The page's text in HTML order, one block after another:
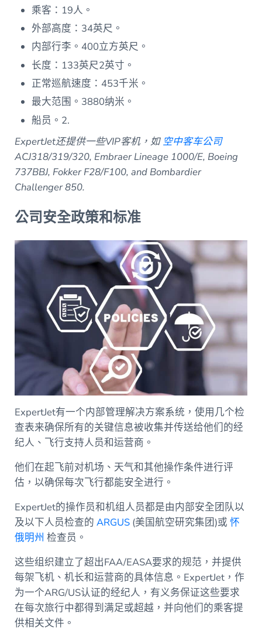
乘客：19人。
外部高度：34英尺。
内部行李。400立方英尺。
长度：133英尺2英寸。
正常巡航速度：453千米。
最大范围。3880纳米。
船员。2.
ExpertJet还提供一些VIP客机，如空中客车公司
ACJ318/319/320, Embraer Lineage 1000/E, Boeing
737BBJ, Fokker F28/F100, and Bombardier
Challenger 850.
公司安全政策和标准
ExpertJet有一个内部管理解决方案系统，使用几个检
查表来确保所有的关键信息被收集并传送给他们的经
纪人、飞行支持人员和运营商。
他们在起飞前对机场、天气和其他操作条件进行评
估，以确保每次飞行都能安全进行。
ExpertJet的操作员和机组人员都是由内部安全团队以
及以下人员检查的 ARGUS(美国航空研究集团)或 怀
俄明州 检查员。
这些组织建立了超出FAA/EASA要求的规范，并提供
每架飞机、机长和运营商的具体信息。ExpertJet，作
为一个ARG/US认证的经纪人，有义务保证这些要求
在每次旅行中都得到满足或超越，并向他们的乘客提
供相关文件。